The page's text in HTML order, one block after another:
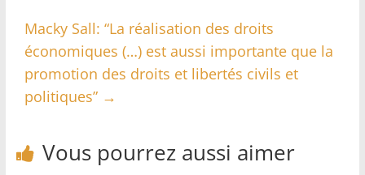
Macky Sall: “La réalisation des droits
économiques (…) est aussi importante que la
promotion des droits et libertés civils et
politiques” →
Vous pourrez aussi aimer